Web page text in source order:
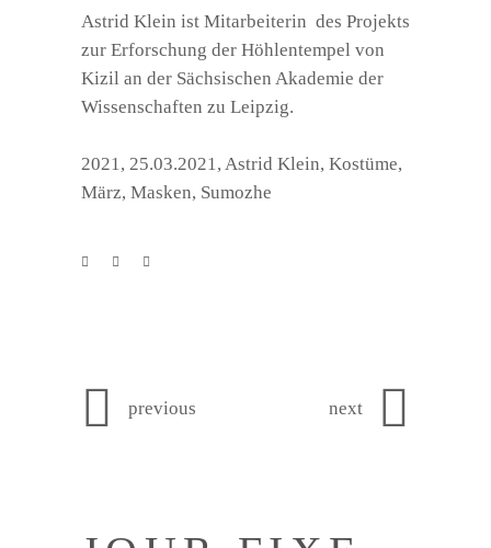
Astrid Klein ist Mitarbeiterin des Projekts
zur Erforschung der Höhlentempel von
Kizil an der Sächsischen Akademie der
Wissenschaften zu Leipzig.
2021, 25.03.2021, Astrid Klein, Kostüme,
März, Masken, Sumozhe
previous next